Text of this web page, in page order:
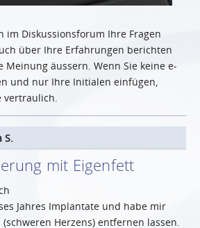
im Diskussionsforum Ihre Fragen
über Ihre Erfahrungen berichten
äussern. Wenn Sie keine e-
und nur Ihre Initialen einfügen,
vertraulich.
S.
mit Eigenfett
Jahres Implantate und habe mir
(schweren Herzens) entfernen lassen.